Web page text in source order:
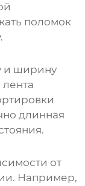
поломок
и ширину
длинная
от
Например,